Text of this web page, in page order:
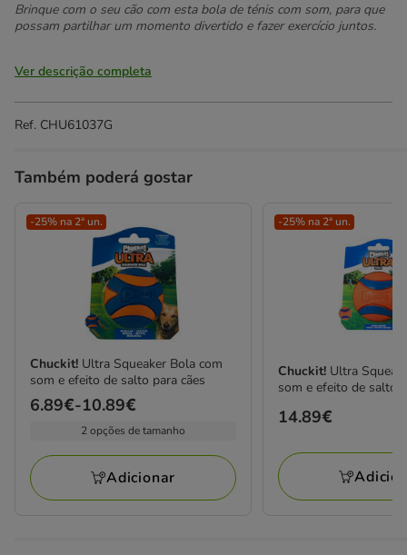
Brinque com o seu cão com esta bola de ténis com som, para que
possam partilhar um momento divertido e fazer exercício juntos.
Ver descrição completa
Ref. CHU61037G
Também poderá gostar
-25% na 2ª un.
Chuckit! Ultra Squeaker Bola com
som e efeito de salto para cães
Preço
a
10.89€
6.89€-10.89€
2 opções de tamanho
Adicionar
-25% na 2ª un.
Chuckit! Ultra
som e efeito de salto
Preço
14.89€